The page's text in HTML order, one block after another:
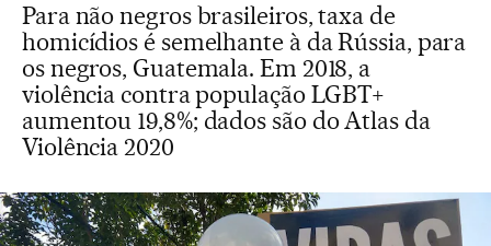
Para não negros brasileiros, taxa de
homicídios é semelhante à da Rússia, para
os negros, Guatemala. Em 2018, a
violência contra população LGBT+
aumentou 19,8%; dados são do Atlas da
Violência 2020